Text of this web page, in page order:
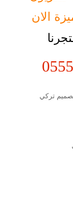
الان
تركي